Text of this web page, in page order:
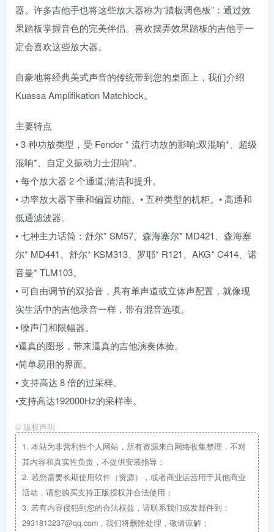
器。许多吉他手也将这些放大器称为“踏板调色板”：通过效
果踏板掌握音色的完美伴侣。喜欢摆弄效果踏板的吉他手一
定会喜欢这些放大器。
自豪地将经典美式声音的传统带到您的桌面上，我们介绍
Kuassa Amplifikation Matchlock。
主要特点
• 3 种功放类型，受 Fender * 流行功放的影响;双混响*、超级
混响*、自定义振动力士混响*。
• 每个放大器 2 个通道;清洁和提升。
• 功率放大器下垂和偏置功能。• 五种类型的机柜。• 高通和
低通滤波器。
• 七种主力话筒：舒尔* SM57、森海塞尔* MD421、森海塞
尔* MD441、舒尔* KSM313、罗耶* R121、AKG* C414、诺
音曼* TLM103。
• 可自由调节的双拾音，具有单声道或立体声配置，就像现
实生活中的吉他录音一样，带有混音选项。
• 噪声门和限幅器。
•逼真的图形，带来逼真的吉他演奏体验。
•简单易用的界面。
• 支持高达 8 倍的过采样。
•支持高达192000Hz的采样率。
© 版权声明
1. 本站为非营利性个人网站，所有资源来自网络收集整理，不对
其内容和真实性负责，不提供安装指导；
2. 若您需要长期使用软件（资源），或者商业运营用于其他商业
活动，请您购买支持正版授权并合法使用；
3. 若有内容侵犯到您的合法权益，请联系我们或发邮件到：
2931813237@qq.com，我们将删除处理，敬请谅解；